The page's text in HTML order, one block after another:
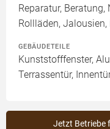
Reparatur,
Rollläden,
GEBÄUDETEILE
Kunststofffenster,
Terrassentür,
Jetzt Betriebe